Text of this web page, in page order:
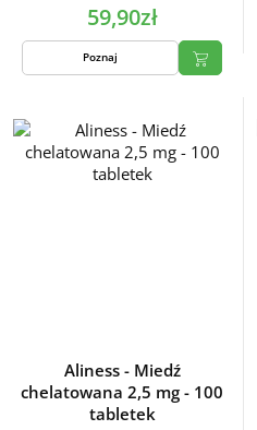
59,90zł
Poznaj
Aliness - Miedź
chelatowana 2,5 mg - 100
tabletek